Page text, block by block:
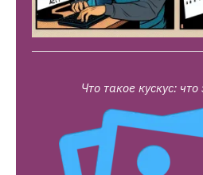
Что такое кускус: